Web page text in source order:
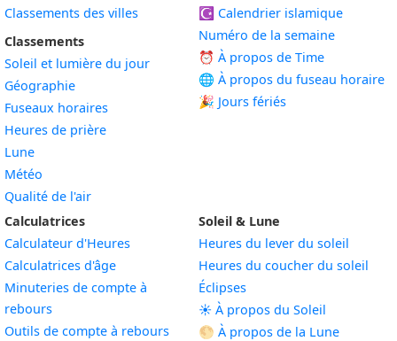
Classements des villes
Classements
Soleil et lumière du jour
Géographie
Fuseaux horaires
Heures de prière
Lune
Météo
Qualité de l'air
☪️ Calendrier islamique
Numéro de la semaine
⏰ À propos de Time
🌐 À propos du fuseau horaire
🎉 Jours fériés
Calculatrices
Calculateur d'Heures
Calculatrices d'âge
Minuteries de compte à
rebours
Outils de compte à rebours
Soleil & Lune
Heures du lever du soleil
Heures du coucher du soleil
Éclipses
☀️ À propos du Soleil
🌕 À propos de la Lune